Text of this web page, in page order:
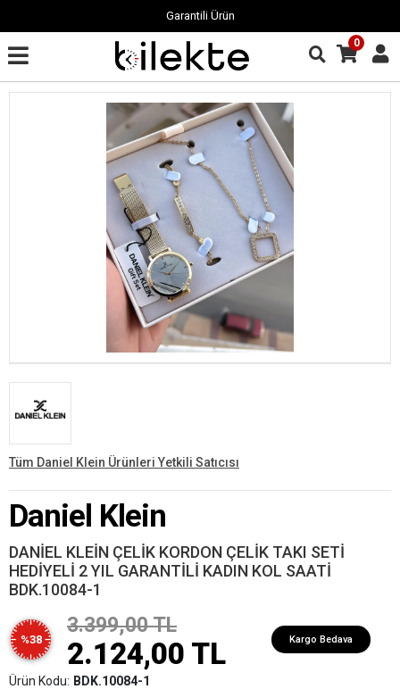
Garantili Ürün
0
Tüm Daniel Klein Ürünleri Yetkili Satıcısı
Daniel Klein
DANİEL KLEİN ÇELİK KORDON ÇELİK TAKI SETİ
HEDİYELİ 2 YIL GARANTİLİ KADIN KOL SAATİ
BDK.10084-1
%38
3.399,00 TL
2.124,00 TL Kargo Bedava
Ürün Kodu: BDK.10084-1